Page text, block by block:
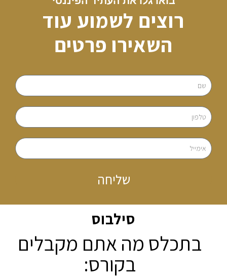
רוצים לשמוע עוד
השאירו פרטים
שליחה
סילבוס
בתכלס מה אתם מקבלים
בקורס: